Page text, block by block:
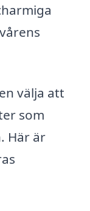
välja att
som
Här är